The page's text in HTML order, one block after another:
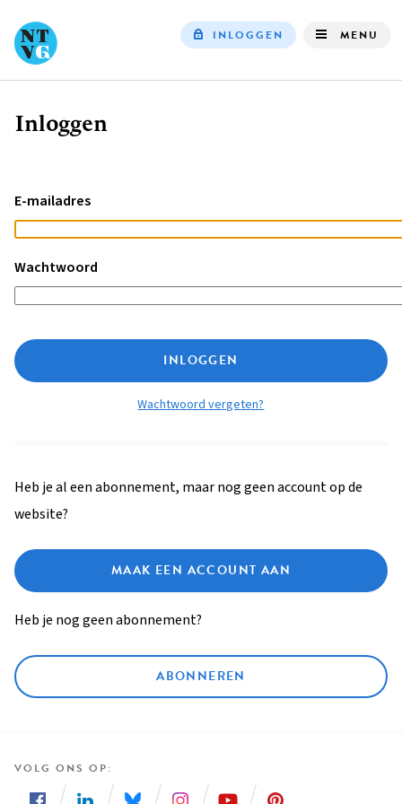
INLOGGEN MENU
Kruimelpad
Inloggen
E-mailadres
Wachtwoord
INLOGGEN
Wachtwoord vergeten?
Heb je al een abonnement, maar nog geen account op de
website?
MAAK EEN ACCOUNT AAN
Heb je nog geen abonnement?
ABONNEREN
VOLG ONS OP